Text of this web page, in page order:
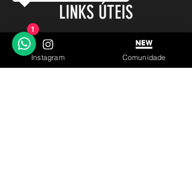
LINKS ÚTEIS
Instagram Comunidade
1